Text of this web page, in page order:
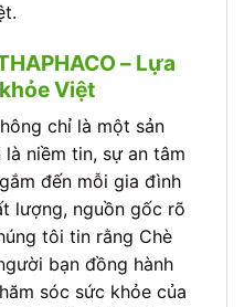
– Lựa
Việt
chỉ là một sản
niềm tin, sự an tâm
đến mỗi gia đình
lượng, nguồn gốc rõ
tôi tin rằng Chè
bạn đồng hành
sóc sức khỏe của